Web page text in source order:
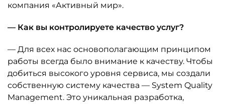
компания «Активный мир».
— Как вы контролируете качество услуг?
— Для всех нас основополагающим принципом
работы всегда было внимание к качеству. Чтобы
добиться высокого уровня сервиса, мы создали
собственную систему качества — System Quality
Management. Это уникальная разработка,